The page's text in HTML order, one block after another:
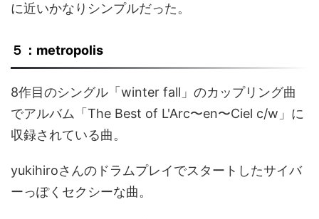
に近いかなりシンプルだった。
５：metropolis
8作目のシングル「winter fall」のカップリング曲
でアルバム「The Best of L'Arc〜en〜Ciel c/w」に
収録されている曲。
yukihiroさんのドラムプレイでスタートしたサイバ
ーっぽくセクシーな曲。